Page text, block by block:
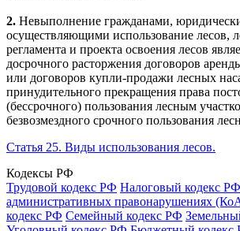
2. Невыполнение гражданами,
осуществляющими использование лесов,
регламента и проекта освоения лесов
досрочного расторжения договоров
или договоров купли-продажи лесных
принудительного прекращения права
(бессрочного) пользования лесным
безвозмездного срочного пользования
Статья 25. Виды использования лесов.
Кодексы РФ
Трудовой кодекс РФ Налоговый кодекс РФ
административных правонарушениях
кодекс РФ Семейный кодекс РФ